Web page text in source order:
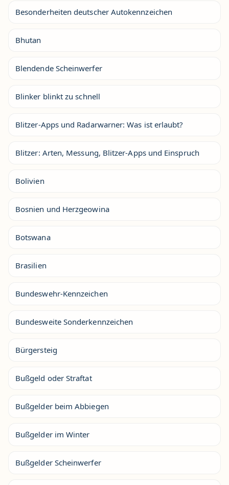
Besonderheiten deutscher Autokennzeichen
Bhutan
Blendende Scheinwerfer
Blinker blinkt zu schnell
Blitzer-Apps und Radarwarner: Was ist erlaubt?
Blitzer: Arten, Messung, Blitzer-Apps und Einspruch
Bolivien
Bosnien und Herzgeowina
Botswana
Brasilien
Bundeswehr-Kennzeichen
Bundesweite Sonderkennzeichen
Bürgersteig
Bußgeld oder Straftat
Bußgelder beim Abbiegen
Bußgelder im Winter
Bußgelder Scheinwerfer